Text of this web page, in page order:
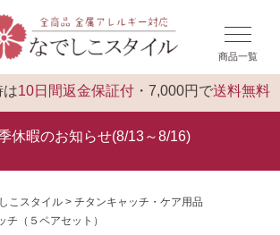
商品一覧
は10日間返金保証付 ・7,000円で送料無料
休暇のお知らせ(8/13～8/16)
閉じる
は
こスタイル
チタンキャッチ・ケア用品
チ（５ペアセット）